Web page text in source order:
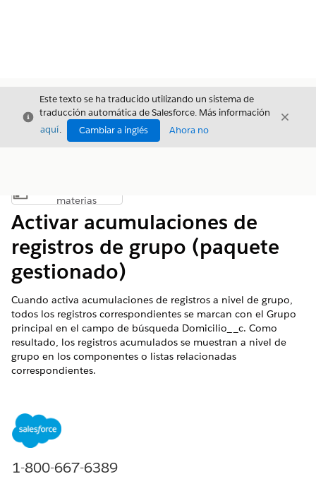
Cerrar
Este texto se ha traducido utilizando un sistema de
traducción automática de Salesforce. Más información
aquí. Cambiar a inglés Ahora no
Cerrar
Mostrar índice de materias
materias
Activar acumulaciones de
registros de grupo (paquete
gestionado)
Cuando activa acumulaciones de registros a nivel de grupo,
todos los registros correspondientes se marcan con el Grupo
principal en el campo de búsqueda Domicilio__c. Como
resultado, los registros acumulados se muestran a nivel de
grupo en los componentes o listas relacionadas
correspondientes.
Disponible en: Lightning Experience
Disponible en:
Unlimited Edition
1-800-667-6389